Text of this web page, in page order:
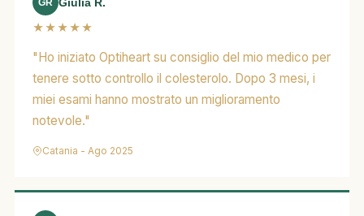
★★★★★
"Ho iniziato Optiheart su consiglio del mio medico per
tenere sotto controllo il colesterolo. Dopo 3 mesi, i
miei esami hanno mostrato un miglioramento
notevole."
Catania - Ago 2025